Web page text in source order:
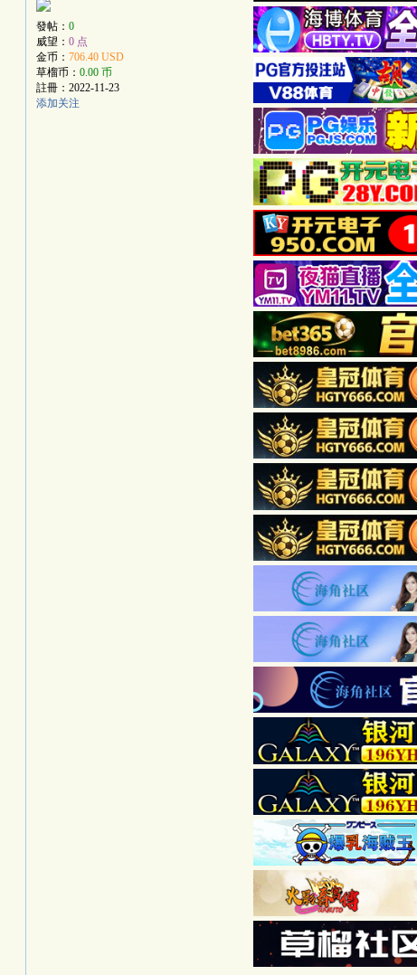
發帖： 0
威望： 0 点
金币： 706.40 USD
草榴币： 0.00 币
註冊： 2022-11-23
添加关注